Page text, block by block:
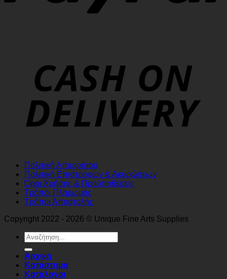
Πολιτική Απορρήτου
Πολιτική Επιστροφών & Ακυρώσεων
Όροι Χρήσης & Προϋποθέσεις
Τρόποι Πληρωμής
Τρόποι Αποστολής
Copyright 2022 - 2026 © Unique Fine Arts Supplies
Search
for:
Αρχική
Κατάστημα
Κατάλογοι